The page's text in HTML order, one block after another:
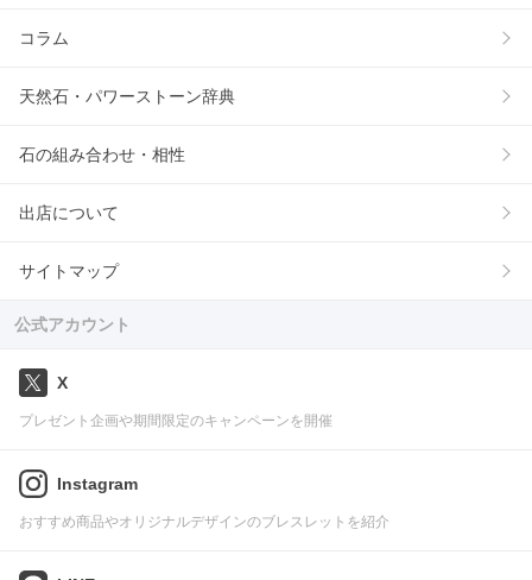
コラム
天然石・パワーストーン辞典
石の組み合わせ・相性
出店について
サイトマップ
公式アカウント
X
プレゼント企画や期間限定のキャンペーンを開催
Instagram
おすすめ商品やオリジナルデザインのブレスレットを紹介